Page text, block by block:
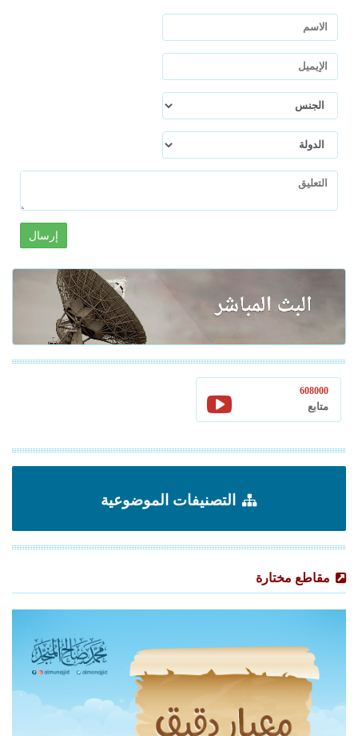
إرسال
608000
متابع
التصنيفات الموضوعية
مقاطع مختارة